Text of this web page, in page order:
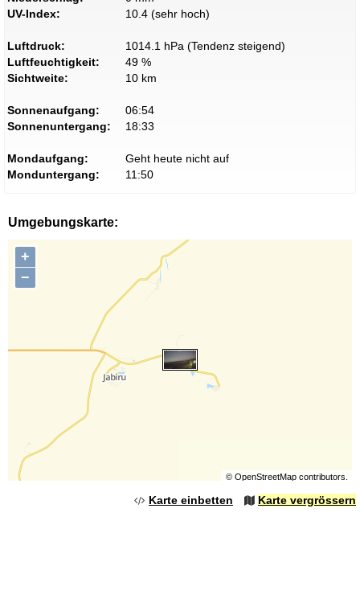
UV-Index:
10.4 (sehr hoch)
Luftdruck:
1014.1 hPa (Tendenz steigend)
Luftfeuchtigkeit:
49 %
Sichtweite:
10 km
Sonnenaufgang:
06:54
Sonnenuntergang:
18:33
Mondaufgang:
Geht heute nicht auf
Monduntergang:
11:50
Umgebungskarte:
+
−
© OpenStreetMapcontributors.
Karte einbetten Karte vergrössern